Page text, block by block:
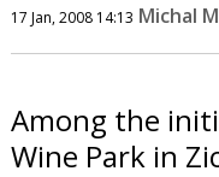
17 Jan, 2008 14:13 Michal
Among the
Wine Park in